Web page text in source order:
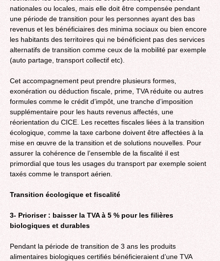
nationales ou locales, mais elle doit être compensée pendant
une période de transition pour les personnes ayant des bas
revenus et les bénéficiaires des minima sociaux ou bien encore
les habitants des territoires qui ne bénéficient pas des services
alternatifs de transition comme ceux de la mobilité par exemple
(auto partage, transport collectif etc).
Cet accompagnement peut prendre plusieurs formes,
exonération ou déduction fiscale, prime, TVA réduite ou autres
formules comme le crédit d’impôt, une tranche d’imposition
supplémentaire pour les hauts revenus affectés, une
réorientation du CICE. Les recettes fiscales liées à la transition
écologique, comme la taxe carbone doivent être affectées à la
mise en œuvre de la transition et de solutions nouvelles. Pour
assurer la cohérence de l’ensemble de la fiscalité il est
primordial que tous les usages du transport par exemple soient
taxés comme le transport aérien.
Transition écologique et fiscalité
3- Prioriser : baisser la TVA à 5 % pour les filières
biologiques et durables
Pendant la période de transition de 3 ans les produits
alimentaires biologiques certifiés bénéficieraient d’une TVA